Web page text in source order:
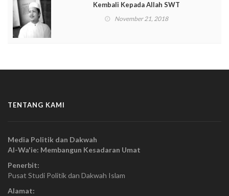
Kembali Kepada Allah SWT
November 21, 2018
TENTANG KAMI
Media Politik dan Dakwah
Al-Wa'ie: Membangun Kesadaran Umat
Penerbit:
Pusat Studi Politik dan Dakwah Islam
Alamat: